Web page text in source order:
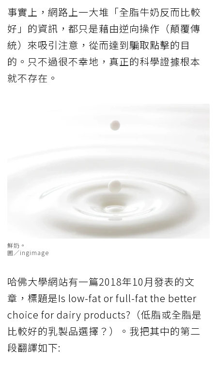
事實上，網路上一大堆「全脂牛奶反而比較
好」的資訊，都只是藉由逆向操作（顛覆傳
統）來吸引注意，從而達到騙取點擊的目
的。只不過很不幸地，真正的科學證據根本
就不存在。
鮮奶。
圖／ingimage
哈佛大學網站有一篇2018年10月發表的文
章，標題是Is low-fat or full-fat the better
choice for dairy products?（低脂或全脂是
比較好的乳製品選擇？）。我把其中的第二
段翻譯如下: